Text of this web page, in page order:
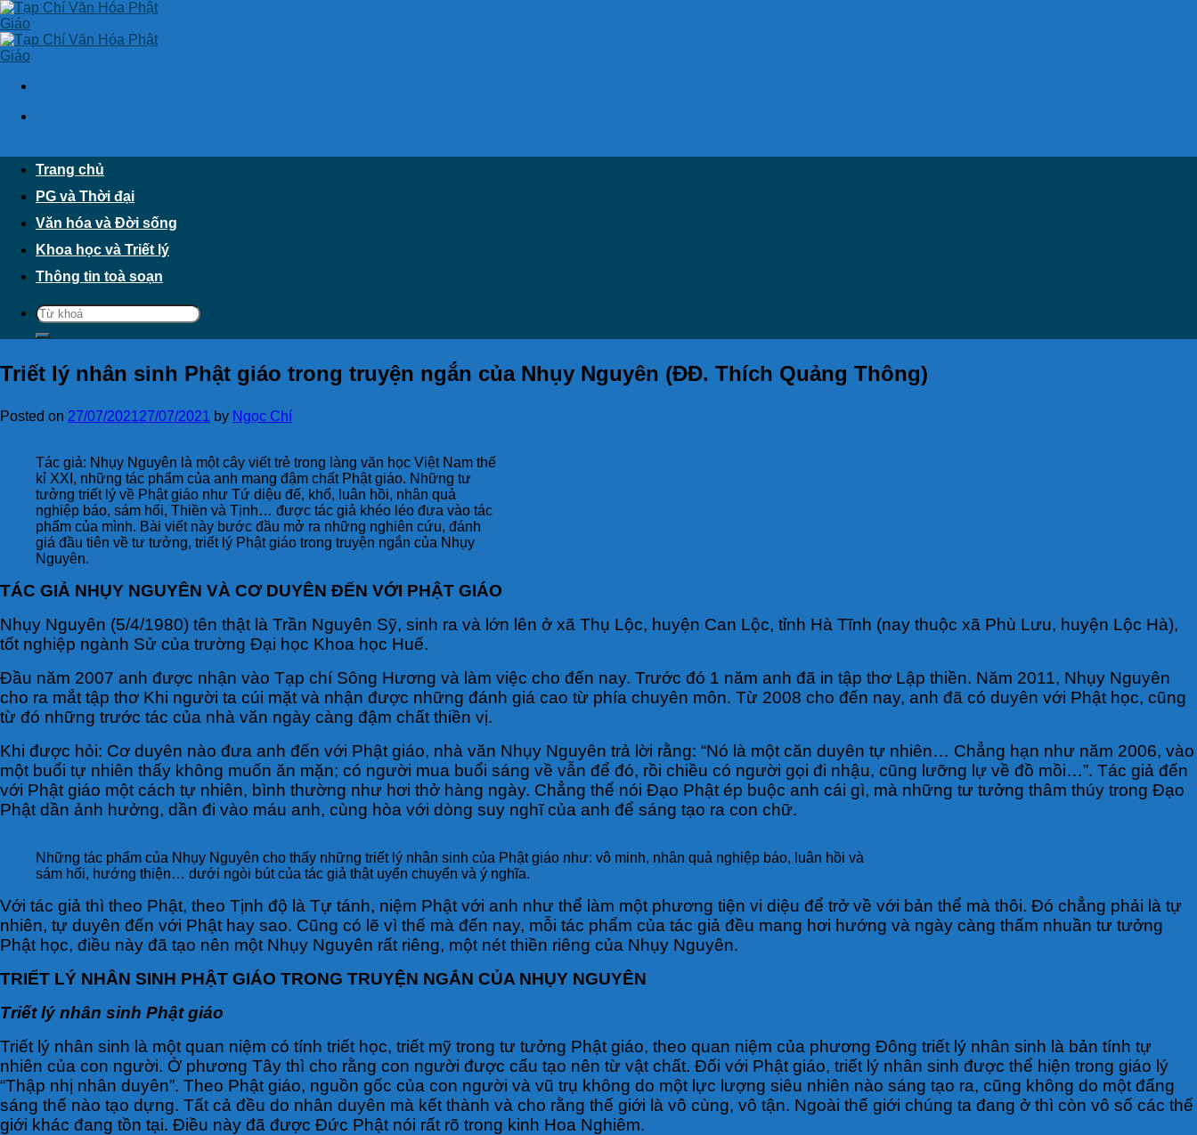
Skip
to
content
Trang chủ
PG và Thời đại
Văn hóa và Đời sống
Khoa học và Triết lý
Thông tin toà soạn
Triết lý nhân sinh Phật giáo trong truyện ngắn của Nhụy Nguyên (ÐÐ. Thích Quảng Thông)
Posted on 27/07/202127/07/2021 by Ngọc Chí
Tác giả: Nhụy Nguyên là một cây viết trẻ trong làng văn học Việt Nam thế
kỉ XXI, những tác phẩm của anh mang đậm chất Phật giáo. Những tư
tưởng triết lý về Phật giáo như Tứ diệu đế, khổ, luân hồi, nhân quả
nghiệp báo, sám hối, Thiền và Tịnh… được tác giả khéo léo đưa vào tác
phẩm của mình. Bài viết này bước đầu mở ra những nghiên cứu, đánh
giá đầu tiên về tư tưởng, triết lý Phật giáo trong truyện ngắn của Nhụy
Nguyên.
TÁC GIẢ NHỤY NGUYÊN VÀ CƠ DUYÊN ĐẾN VỚI PHẬT GIÁO
Nhụy Nguyên (5/4/1980) tên thật là Trần Nguyên Sỹ, sinh ra và lớn lên ở xã Thụ Lộc, huyện Can Lộc, tỉnh Hà Tĩnh (nay thuộc xã Phù Lưu, huyện Lộc Hà),
tốt nghiệp ngành Sử của trường Đại học Khoa học Huế.
Đầu năm 2007 anh được nhận vào Tạp chí Sông Hương và làm việc cho đến nay. Trước đó 1 năm anh đã in tập thơ Lập thiền. Năm 2011, Nhụy Nguyên
cho ra mắt tập thơ Khi người ta cúi mặt và nhận được những đánh giá cao từ phía chuyên môn. Từ 2008 cho đến nay, anh đã có duyên với Phật học, cũng
từ đó những trước tác của nhà văn ngày càng đậm chất thiền vị.
Khi được hỏi: Cơ duyên nào đưa anh đến với Phật giáo, nhà văn Nhụy Nguyên trả lời rằng: “Nó là một căn duyên tự nhiên… Chẳng hạn như năm 2006, vào
một buổi tự nhiên thấy không muốn ăn mặn; có người mua buổi sáng về vẫn để đó, rồi chiều có người gọi đi nhậu, cũng lưỡng lự về đồ mồi…”. Tác giả đến
với Phật giáo một cách tự nhiên, bình thường như hơi thở hàng ngày. Chẳng thể nói Đạo Phật ép buộc anh cái gì, mà những tư tưởng thâm thúy trong Đạo
Phật dần ảnh hưởng, dần đi vào máu anh, cùng hòa với dòng suy nghĩ của anh để sáng tạo ra con chữ.
Những tác phẩm của Nhụy Nguyên cho thấy những triết lý nhân sinh của Phật giáo như: vô minh, nhân quả nghiệp báo, luân hồi và
sám hối, hướng thiện… dưới ngòi bút của tác giả thật uyển chuyển và ý nghĩa.
Với tác giả thì theo Phật, theo Tịnh độ là Tự tánh, niệm Phật với anh như thể làm một phương tiện vi diệu để trở về với bản thể mà thôi. Đó chẳng phải là tự
nhiên, tự duyên đến với Phật hay sao. Cũng có lẽ vì thế mà đến nay, mỗi tác phẩm của tác giả đều mang hơi hướng và ngày càng thấm nhuần tư tưởng
Phật học, điều này đã tạo nên một Nhụy Nguyên rất riêng, một nét thiền riêng của Nhụy Nguyên.
TRIẾT LÝ NHÂN SINH PHẬT GIÁO TRONG TRUYỆN NGẮN CỦA NHỤY NGUYÊN
Triết lý nhân sinh Phật giáo
Triết lý nhân sinh là một quan niệm có tính triết học, triết mỹ trong tư tưởng Phật giáo, theo quan niệm của phương Đông triết lý nhân sinh là bản tính tự
nhiên của con người. Ở phương Tây thì cho rằng con người được cấu tạo nên từ vật chất. Đối với Phật giáo, triết lý nhân sinh được thể hiện trong giáo lý
“Thập nhị nhân duyên”. Theo Phật giáo, nguồn gốc của con người và vũ trụ không do một lực lượng siêu nhiên nào sáng tạo ra, cũng không do một đấng
sáng thế nào tạo dựng. Tất cả đều do nhân duyên mà kết thành và cho rằng thế giới là vô cùng, vô tận. Ngoài thế giới chúng ta đang ở thì còn vô số các thế
giới khác đang tồn tại. Điều này đã được Đức Phật nói rất rõ trong kinh Hoa Nghiêm.